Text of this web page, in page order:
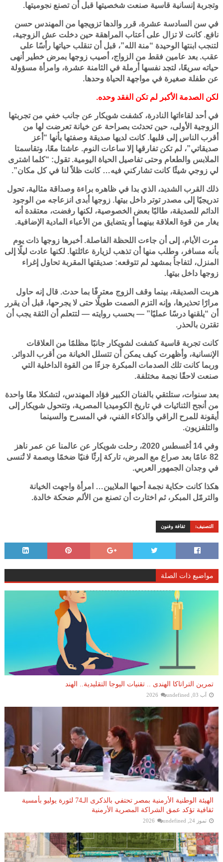
وتجربة إنسانية قاسية صنعت شخصيتها قبل أن تصنع نجوميتها.
في سن السادسة عشرة، قرر والدها تزويجها من المهندس حسن
نافع. كانت لا تزال على أعتاب المراهقة حين دخلت عش الزوجية،
لتنجب ابنتها الوحيدة “منة الله”، قبل أن تنقلب حياتها رأسًا على
عقب. بعد عامين فقط من الزواج، أصيب زوجها بمرض خطير أنهى
حياته سريعًا، لتجد نفسها أرملة في الثامنة عشرة، وامرأة مسؤولة
عن طفلة صغيرة في مواجهة الحياة وحدها.
لكن الصدمة الأكبر لم تكن الفقد وحده.
في أحد لقاءاتها النادرة، كشفت شويكار عن جانب خفي من تجربتها
الزوجية الأولى، حين تحدثت بصراحة عن خيانة تعرضت لها من
أقرب الناس إلى قلبها. كانت لديها صديقة وصفتها بأنها “أعز
صديقاتي”، لم تكن تفارقها إلا ساعات النوم. عاشتا معًا، وتقاسمتا
الملابس والطعام وحتى تفاصيل الحياة اليومية. تقول: “كلما اشترى
لي زوجي شيئًا كانت تشاركني فيه… كانت ظلاً لنا في كل مكان”.
ذلك القرب الشديد، الذي بدا في ظاهره براءة وصداقة مثالية، تحول
تدريجيًا إلى مصدر توتر داخل بيتها. زوجها أبدى انزعاجه من الوجود
الدائم للصديقة، طالبًا بعض الخصوصية، لكنها رفضت، معتقدة أنه
يغار من قوة العلاقة بينهما أو يتضايق من الأعباء المادية الإضافية.
مرت الأيام، إلى أن جاءت اللحظة الفاصلة. أخبرها زوجها ذات يوم
بأنه مسافر، وطلب منها أن تذهب لزيارة عائلتها. لكنها عادت ليلًا إلى
المنزل، لتفاجأ بمشهد لم تتوقعه: صديقتها المقربة تحاول إغراء
زوجها داخل بيتها.
هربت الصديقة، بينما وقف الزوج معترفًا بما حدث. قال إنه حاول
مرارًا تحذيرها، وإنه التزم الصمت طويلًا حتى لا يجرحها، قبل أن يقرر
أن “يلقنها درسًا عمليًا” — بحسب روايته — لتتعلم أن الثقة يجب أن
تقترن بالحذر.
كانت تجربة قاسية كشفت لشويكار جانبًا مظلمًا من العلاقات
الإنسانية، وأظهرت كيف يمكن أن تتسلل الخيانة من أقرب الدوائر.
وربما كانت تلك الصدمات المبكرة جزءًا من القوة الداخلية التي
صنعت لاحقًا نجمة مختلفة.
بعد سنوات، ستلتقي بالفنان الكبير فؤاد المهندس، لتشكلا معًا واحدة
من أنجح الثنائيات في تاريخ الكوميديا المصرية، وتتحول شويكار إلى
أيقونة للمرح الراقي والذكاء الفني، في المسرح والسينما
والتلفزيون.
وفي 14 أغسطس 2020، رحلت شويكار عن عالمنا عن عمر ناهز
82 عامًا بعد صراع مع المرض، تاركة إرثًا فنيًا ضخمًا وبصمة لا تُنسى
في وجدان الجمهور العربي.
هكذا كانت حكاية نجمة أحبها الملايين… امرأة واجهت الخيانة
والترمّل المبكر، ثم اختارت أن تصنع من الألم ضحكة خالدة.
التصنيف: ثقافة وفنون
مواضيع ذات الصلة
تمرين التراتاكا الهندى .. تقنيات اليوجا التقليدية.. الهند
آب 03, 2026 undefined
الهيئة الوطنية الأرمنية بمصر تحتفي بالذكرى الـ74 لثورة يوليو بأمسية
ثقافية تؤكد عمق الشراكة المصرية الأرمنية
تموز 24, 2026 undefined